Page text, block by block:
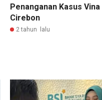
Penanganan Kasus Vina
Cirebon
2 tahun lalu